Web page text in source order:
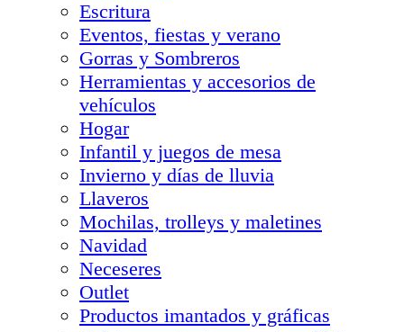
Escritura
Eventos, fiestas y verano
Gorras y Sombreros
Herramientas y accesorios de
vehículos
Hogar
Infantil y juegos de mesa
Invierno y días de lluvia
Llaveros
Mochilas, trolleys y maletines
Navidad
Neceseres
Outlet
Productos imantados y gráficas